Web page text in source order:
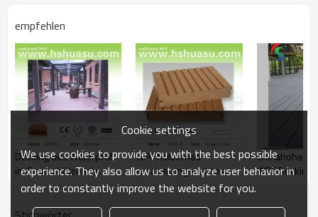
Menschen zugute kommen können hohecotech eco- freundlich
composite bodenbelag
durch folgende eigenschaften
1. umweltfreundliche, 100% recycelt.
2. niedrigen wartung
3. einfacheinstallation
4. temperaturbeständigkeit, zweckgerechten aus- 29& deg; c zu
+51& deg; c
5. lange- nachhaltig zu nutzen( 10 jahre garantie)
6. wasser- beweis, feuchtigkeit- beweis,insekt- beweis
7. duft mit holz, natürliches gefühl sehr
8. uv-beständigkeit, lichtbeständige langlebig
9. eleganten look
10. Auch, dimensionsstabilität
empfehlen
Decking des Waterprof
im Freien hölzerner
PlastikComposite/WPC
WPC hölzernes
zusammengesetztes
Decking WPC im
Chinahoher
WPC Decking
Cookie settings
We use cookies to provide you with the best possible
experience. They also allow us to analyze user behavior in
order to constantly improve the website for you.